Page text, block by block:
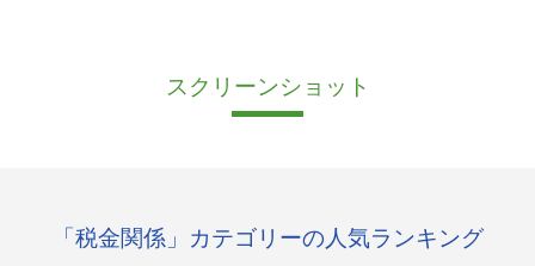
スクリーンショット
「税金関係」カテゴリーの人気ランキング